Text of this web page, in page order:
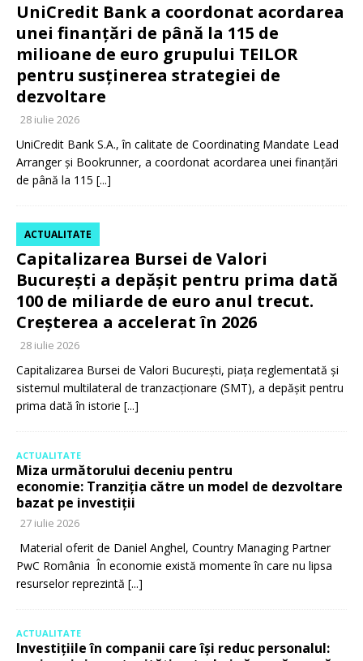
UniCredit Bank a coordonat acordarea
unei finanțări de până la 115 de
milioane de euro grupului TEILOR
pentru susținerea strategiei de
dezvoltare
28 iulie 2026
UniCredit Bank S.A., în calitate de Coordinating Mandate Lead
Arranger și Bookrunner, a coordonat acordarea unei finanțări
de până la 115 [...]
Capitalizarea Bursei de Valori
București a depășit pentru prima dată
100 de miliarde de euro anul trecut.
Creșterea a accelerat în 2026
ACTUALITATE
28 iulie 2026
Capitalizarea Bursei de Valori București, piața reglementată și
sistemul multilateral de tranzacționare (SMT), a depășit pentru
prima dată în istorie [...]
ACTUALITATE
Miza următorului deceniu pentru
economie: Tranziția către un model de dezvoltare
bazat pe investiții
27 iulie 2026
Material oferit de Daniel Anghel, Country Managing Partner
PwC România În economie există momente în care nu lipsa
resurselor reprezintă [...]
ACTUALITATE
Investițiile în companii care își reduc personalul: